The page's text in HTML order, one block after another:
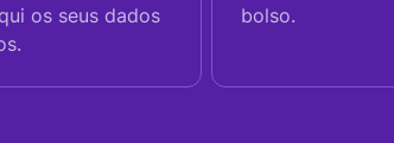
os seus dados
bolso.